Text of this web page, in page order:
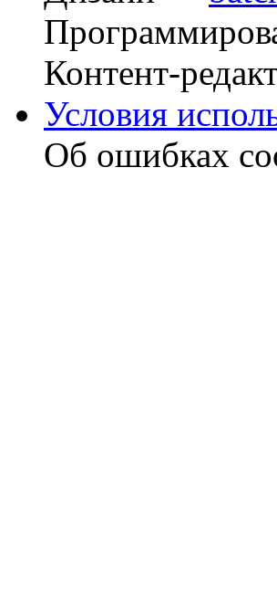
Контент-
Условия
Об ошибках